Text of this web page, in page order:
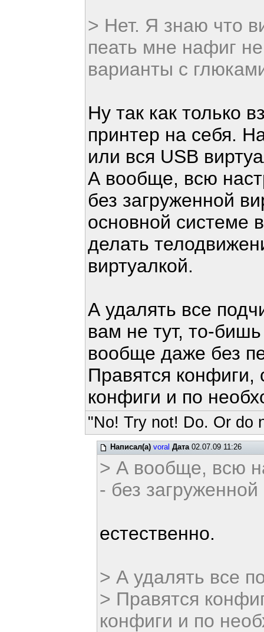
> Нет. Я знаю что
пеать мне нафиг
варианты с
Ну так как только
принтер на себя.
или вся USB
А вообще, всю
без загруженной
основной системе
делать
виртуалкой.
А удалять все
вам не тут, то-
вообще даже без
Правятся конфиги,
конфиги и по
"No! Try not! Do. Or do
Написал(а) voral Дата02.07.09 11:26
> А вообще, всю
- без загруженной
естественно.
> А удалять все
> Правятся
конфиги и по